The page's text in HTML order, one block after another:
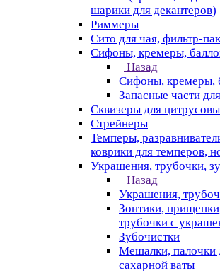
шарики для декантеров)
Риммеры
Сито для чая, фильтр-
Сифоны, кремеры,
Назад
Сифоны, кремеры,
Запасные части
Сквизеры для
Стрейнеры
Темперы,
коврики для темперов,
Украшения, трубочки,
Назад
Украшения,
Зонтики,
трубочки с
Зубочистки
Мешалки, палочки
сахарной ваты